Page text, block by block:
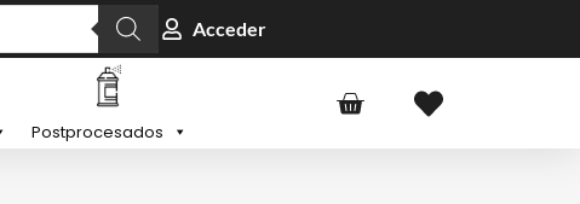
Acceder
Postprocesados